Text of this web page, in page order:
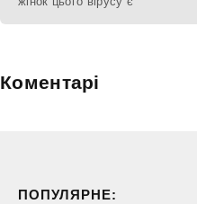
ПОПУЛЯРНЕ:
Коментарі